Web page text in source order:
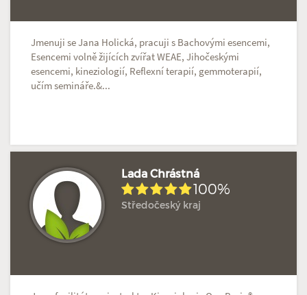
Jmenuji se Jana Holická, pracuji s Bachovými esencemi,
Esencemi volně žijících zvířat WEAE, Jihočeskými
esencemi, kineziologií, Reflexní terapií, gemmoterapií,
učím semináře.&...
Lada Chrástná
100%
Středočeský kraj
Hodnoceno: 2×